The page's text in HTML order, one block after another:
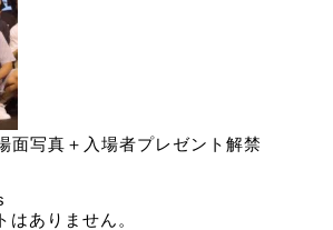
面写真＋入場者プレゼント解禁
はありません。